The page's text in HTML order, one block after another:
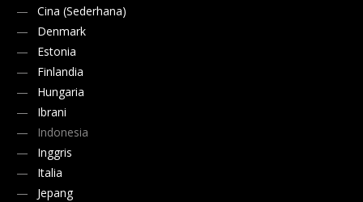
Cina (Sederhana)
Denmark
Estonia
Finlandia
Hungaria
Ibrani
Indonesia
Inggris
Italia
Jepang